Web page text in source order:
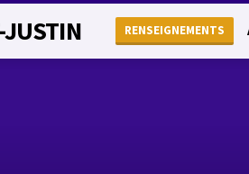
RENSEIGNEMENTS